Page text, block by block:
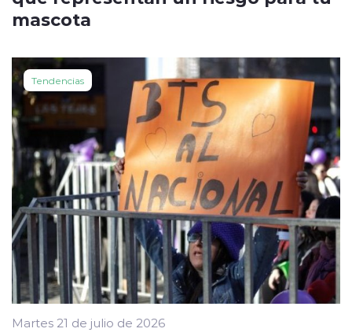
mascota
Tendencias
Martes 21 de julio de 2026